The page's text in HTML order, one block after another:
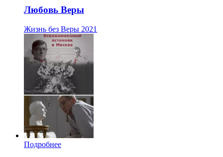
Любовь Веры
Жизнь без Веры 2021
Подробнее